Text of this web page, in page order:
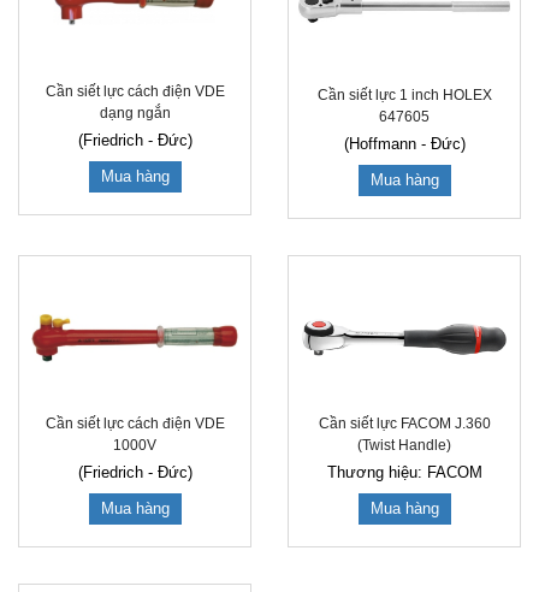
Cần siết lực cách điện VDE
dạng ngắn
(Friedrich - Đức)
Mua hàng
Cần siết lực 1 inch HOLEX
647605
(Hoffmann - Đức)
Mua hàng
Cần siết lực cách điện VDE
1000V
(Friedrich - Đức)
Mua hàng
Cần siết lực FACOM J.360
(Twist Handle)
Thương hiệu: FACOM
Mua hàng